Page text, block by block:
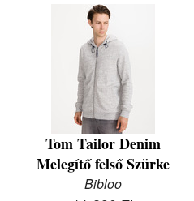
Tom Tailor Denim
Melegítő felső Szürke
Bibloo